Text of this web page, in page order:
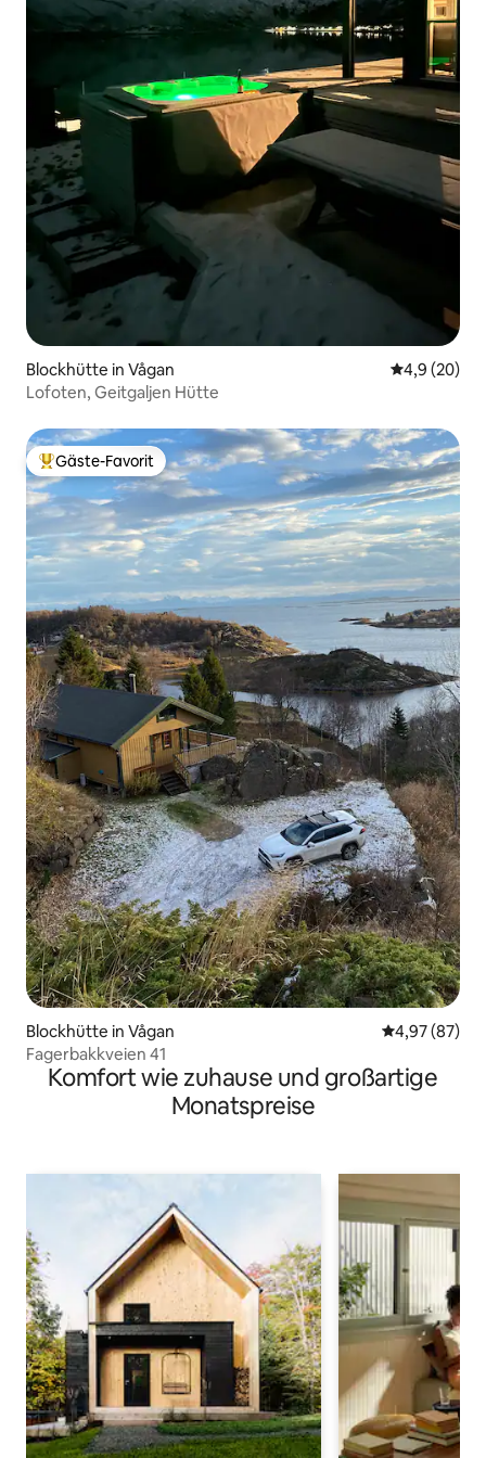
Blockhütte in Vågan
4,9 (20)
Lofoten, Geitgaljen Hütte
Beliebter Gäste-Favorit.
Gäste-Favorit
Blockhütte in Vågan
4,97 (87)
Fagerbakkveien 41
Komfort wie zuhause und großartige
Monatspreise